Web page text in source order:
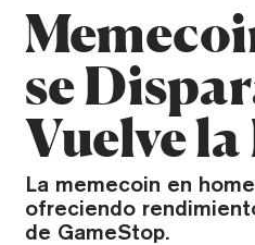
se
Vuelve
La memecoin en
ofreciendo
de GameStop.